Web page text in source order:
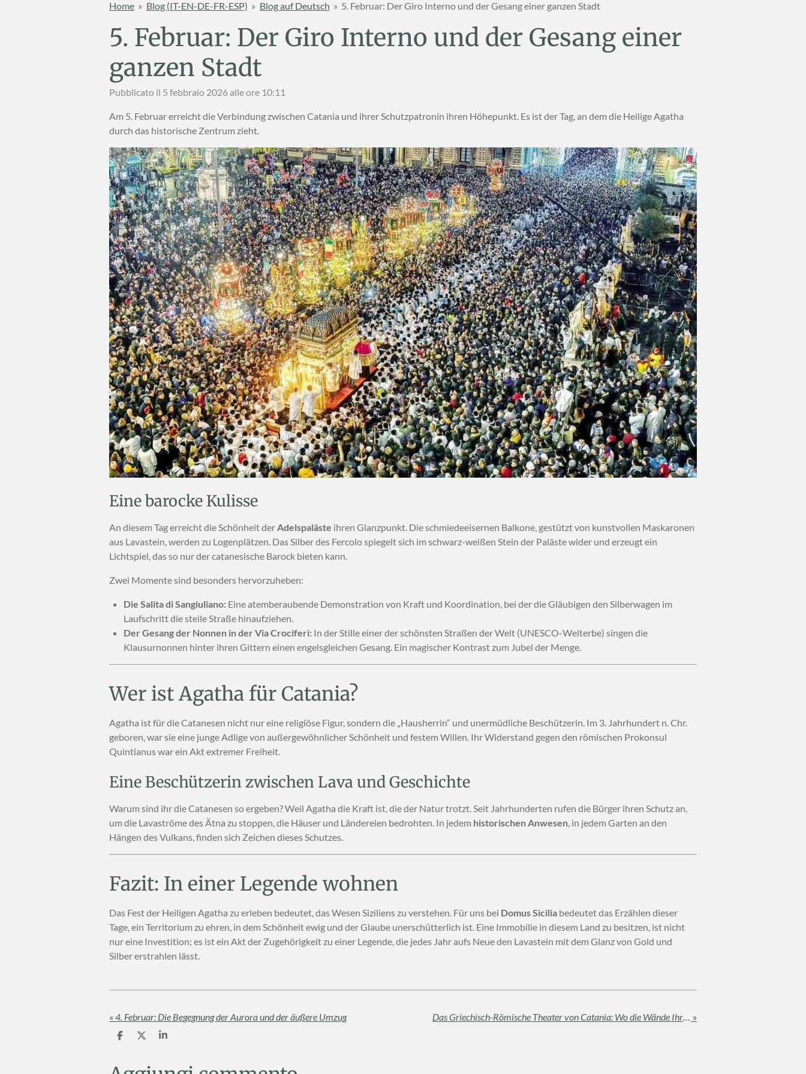
Home » Blog (IT-EN-DE-FR-ESP) » Blog auf Deutsch » 5. Februar: Der Giro Interno und der Gesang einer ganzen Stadt
5. Februar: Der Giro Interno und der Gesang einer
ganzen Stadt
Pubblicato il 5 febbraio 2026 alle ore 10:11
Am 5. Februar erreicht die Verbindung zwischen Catania und ihrer Schutzpatronin ihren Höhepunkt. Es ist der Tag, an dem die Heilige Agatha
durch das historische Zentrum zieht.
Eine barocke Kulisse
An diesem Tag erreicht die Schönheit derAdelspaläste ihren Glanzpunkt. Die schmiedeeisernen Balkone, gestützt von kunstvollen Maskaronen
aus Lavastein, werden zu Logenplätzen. Das Silber des Fercolo spiegelt sich im schwarz-weißen Stein der Paläste wider und erzeugt ein
Lichtspiel, das so nur der catanesische Barock bieten kann.
Zwei Momente sind besonders hervorzuheben:
Die Salita di Sangiuliano: Eine atemberaubende Demonstration von Kraft und Koordination, bei der die Gläubigen den Silberwagen im
Laufschritt die steile Straße hinaufziehen.
Der Gesang der Nonnen in der Via Crociferi: In der Stille einer der schönsten Straßen der Welt (UNESCO-Welterbe) singen die
Klausurnonnen hinter ihren Gittern einen engelsgleichen Gesang. Ein magischer Kontrast zum Jubel der Menge.
Wer ist Agatha für Catania?
Agatha ist für die Catanesen nicht nur eine religiöse Figur, sondern die „Hausherrin“ und unermüdliche Beschützerin. Im 3. Jahrhundert n. Chr.
geboren, war sie eine junge Adlige von außergewöhnlicher Schönheit und festem Willen. Ihr Widerstand gegen den römischen Prokonsul
Quintianus war ein Akt extremer Freiheit.
Eine Beschützerin zwischen Lava und Geschichte
Warum sind ihr die Catanesen so ergeben? Weil Agatha die Kraft ist, die der Natur trotzt. Seit Jahrhunderten rufen die Bürger ihren Schutz an,
um die Lavaströme des Ätna zu stoppen, die Häuser und Ländereien bedrohten. In jedem historischen Anwesen, in jedem Garten an den
Hängen des Vulkans, finden sich Zeichen dieses Schutzes.
Fazit: In einer Legende wohnen
Das Fest der Heiligen Agatha zu erleben bedeutet, das Wesen Siziliens zu verstehen. Für uns bei Domus Sicilia bedeutet das Erzählen dieser
Tage, ein Territorium zu ehren, in dem Schönheit ewig und der Glaube unerschütterlich ist. Eine Immobilie in diesem Land zu besitzen, ist nicht
nur eine Investition; es ist ein Akt der Zugehörigkeit zu einer Legende, die jedes Jahr aufs Neue den Lavastein mit dem Glanz von Gold und
Silber erstrahlen lässt.
« 4. Februar: Die Begegnung der Aurora und der äußere Umzug Das Griechisch-Römische Theater von Catania: Wo die Wände Ihres Hauses Jahrhunderte erzählen »
C
C
d
C